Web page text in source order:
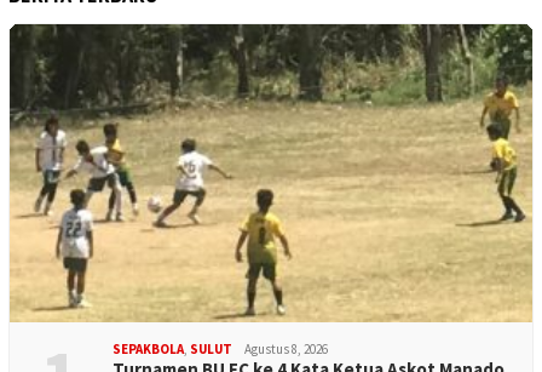
SEPAKBOLA, SULUT Agustus 8, 2026